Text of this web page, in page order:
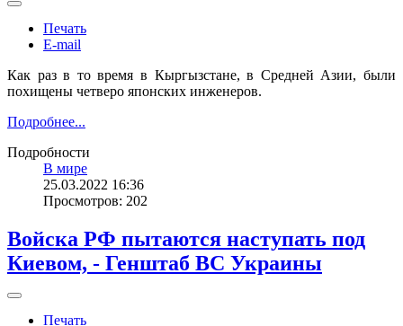
Печать
E-mail
Как раз в то время в Кыргызстане, в Средней Азии, были
похищены четверо японских инженеров.
Подробнее...
Подробности
В мире
25.03.2022 16:36
Просмотров: 202
Войска РФ пытаются наступать под
Киевом, - Генштаб ВС Украины
Печать